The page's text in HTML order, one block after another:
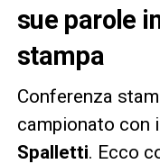
sue parole
stampa
Conferenza
campionato con
Spalletti. Ecco